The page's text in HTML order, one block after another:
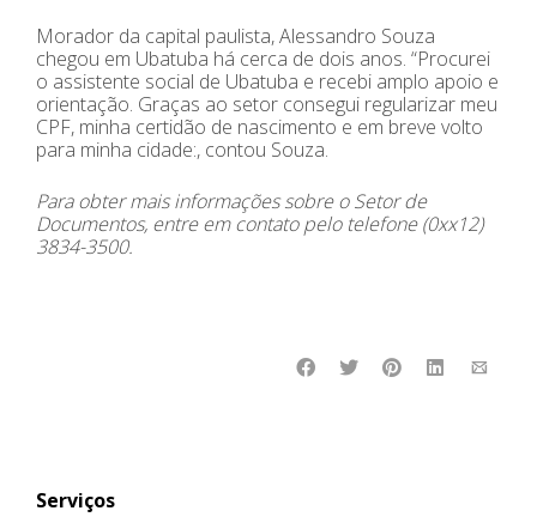
Morador da capital paulista, Alessandro Souza
chegou em Ubatuba há cerca de dois anos. “Procurei
o assistente social de Ubatuba e recebi amplo apoio e
orientação. Graças ao setor consegui regularizar meu
CPF, minha certidão de nascimento e em breve volto
para minha cidade:, contou Souza.
Para obter mais informações sobre o Setor de
Documentos, entre em contato pelo telefone (0xx12)
3834-3500.
Serviços